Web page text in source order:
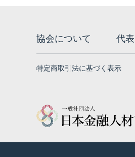
協会について 代
特定商取引法に基づく表示